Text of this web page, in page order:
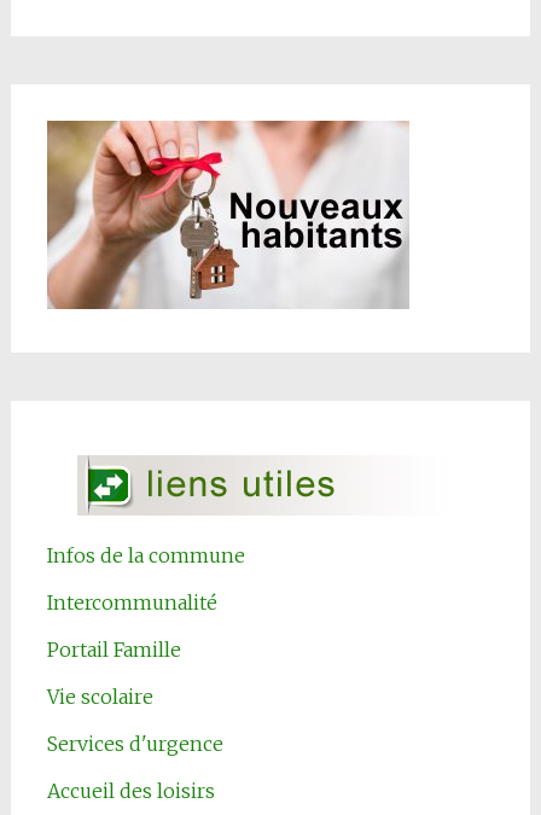
Infos de la commune
Intercommunalité
Portail Famille
Vie scolaire
Services d'urgence
Accueil des loisirs